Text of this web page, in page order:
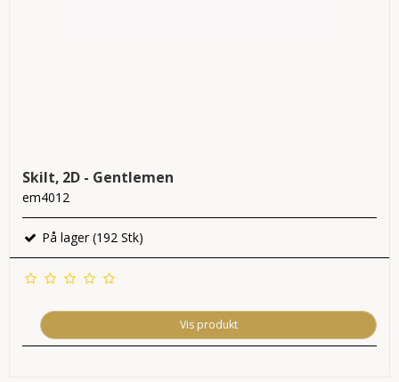
Skilt, 2D - Gentlemen
em4012
På lager (192 Stk)
Vis produkt